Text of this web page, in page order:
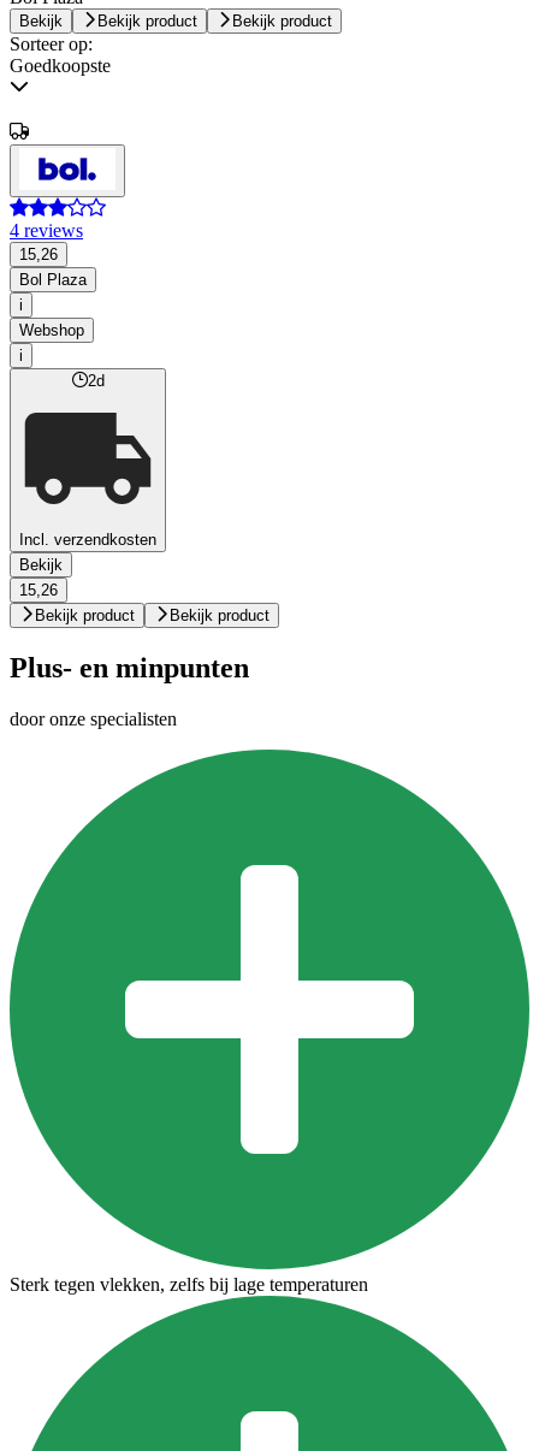
Bekijk Bekijk product Bekijk product
Sorteer op:
Goedkoopste
4 reviews
15,26
Bol Plaza
i
Webshop
i
2d
Incl. verzendkosten
Bekijk
15,26
Bekijk product
Bekijk product
Plus- en minpunten
door onze specialisten
Sterk tegen vlekken, zelfs bij lage temperaturen